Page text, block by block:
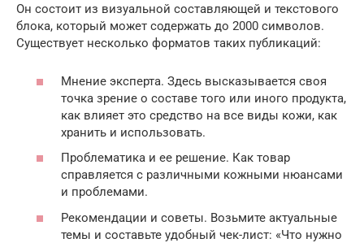
Он состоит из визуальной составляющей и текстового
блока, который может содержать до 2000 символов.
Существует несколько форматов таких публикаций:
Мнение эксперта. Здесь высказывается своя
точка зрение о составе того или иного продукта,
как влияет это средство на все виды кожи, как
хранить и использовать.
Проблематика и ее решение. Как товар
справляется с различными кожными нюансами
и проблемами.
Рекомендации и советы. Возьмите актуальные
темы и составьте удобный чек-лист: «Что нужно